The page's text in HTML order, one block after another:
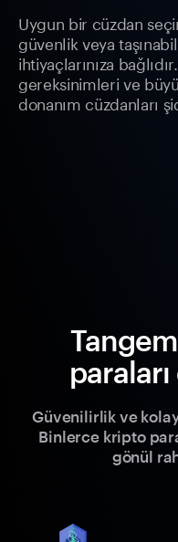
Uygun bir cüzdan
güvenlik veya
ihtiyaçlarınıza
gereksinimleri ve
donanım cüzdanları
Güvenilirlik ve
Binlerce kripto
gönül